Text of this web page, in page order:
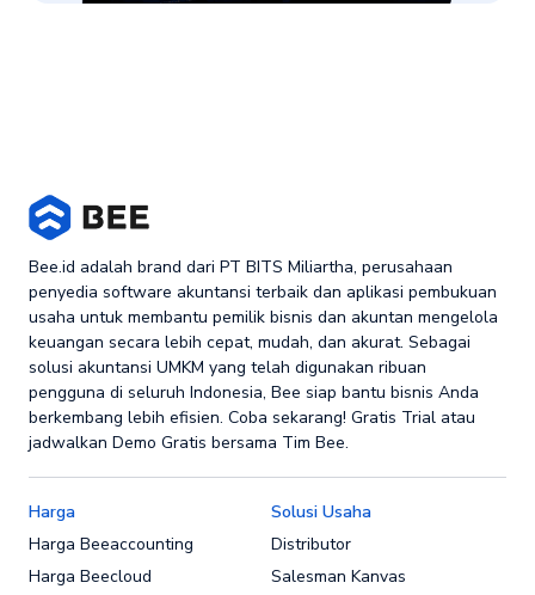
Bee.id adalah brand dari PT BITS Miliartha, perusahaan
penyedia software akuntansi terbaik dan aplikasi pembukuan
usaha untuk membantu pemilik bisnis dan akuntan mengelola
keuangan secara lebih cepat, mudah, dan akurat. Sebagai
solusi akuntansi UMKM yang telah digunakan ribuan
pengguna di seluruh Indonesia, Bee siap bantu bisnis Anda
berkembang lebih efisien. Coba sekarang! Gratis Trial atau
jadwalkan Demo Gratis bersama Tim Bee.
Harga
Harga Beeaccounting
Harga Beecloud
Solusi Usaha
Distributor
Salesman Kanvas